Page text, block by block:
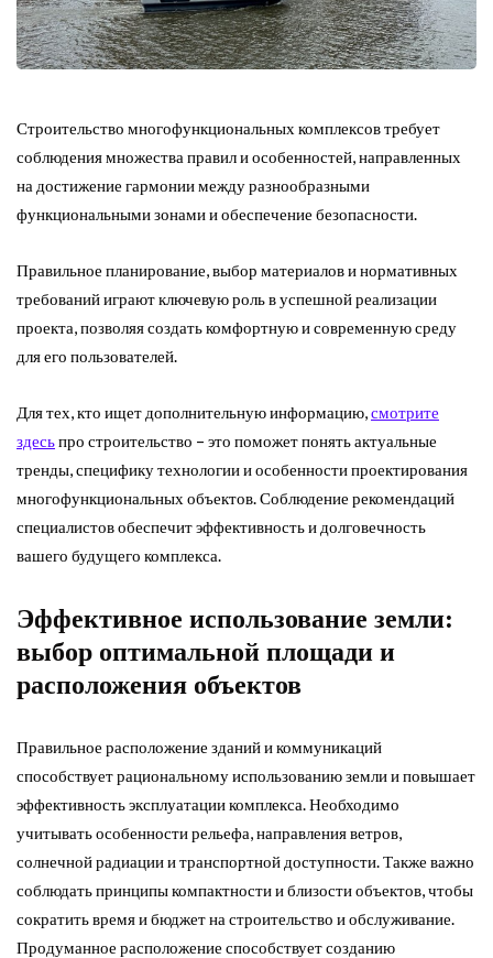
Строительство многофункциональных комплексов требует
соблюдения множества правил и особенностей, направленных
на достижение гармонии между разнообразными
функциональными зонами и обеспечение безопасности.
Правильное планирование, выбор материалов и нормативных
требований играют ключевую роль в успешной реализации
проекта, позволяя создать комфортную и современную среду
для его пользователей.
Для тех, кто ищет дополнительную информацию, смотрите
здесьпро строительство – это поможет понять актуальные
тренды, специфику технологии и особенности проектирования
многофункциональных объектов. Соблюдение рекомендаций
специалистов обеспечит эффективность и долговечность
вашего будущего комплекса.
Эффективное использование земли:
выбор оптимальной площади и
расположения объектов
Правильное расположение зданий и коммуникаций
способствует рациональному использованию земли и повышает
эффективность эксплуатации комплекса. Необходимо
учитывать особенности рельефа, направления ветров,
солнечной радиации и транспортной доступности. Также важно
соблюдать принципы компактности и близости объектов, чтобы
сократить время и бюджет на строительство и обслуживание.
Продуманное расположение способствует созданию